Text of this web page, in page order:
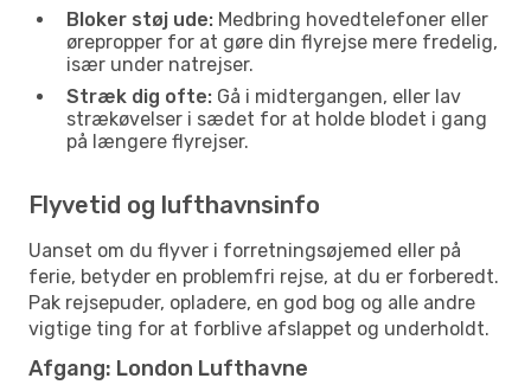
Bloker støj ude: Medbring hovedtelefoner eller
ørepropper for at gøre din flyrejse mere fredelig,
især under natrejser.
Stræk dig ofte: Gå i midtergangen, eller lav
strækøvelser i sædet for at holde blodet i gang
på længere flyrejser.
Flyvetid og lufthavnsinfo
Uanset om du flyver i forretningsøjemed eller på
ferie, betyder en problemfri rejse, at du er forberedt.
Pak rejsepuder, opladere, en god bog og alle andre
vigtige ting for at forblive afslappet og underholdt.
Afgang: London Lufthavne